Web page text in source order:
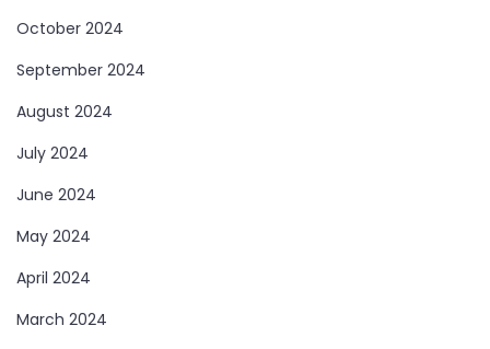
October 2024
September 2024
August 2024
July 2024
June 2024
May 2024
April 2024
March 2024